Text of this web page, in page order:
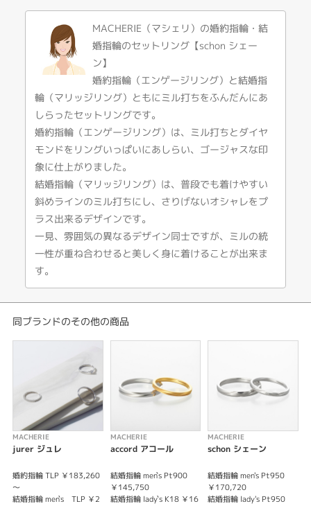
schon シェーン
美しい 変わらない気持ちと 時と共にます美しさ
石座の爪を繊細に小さく作られたこだわりのデザイン。
ラストが美しくいつまでも飽きのこないデザイン。
【Pt950,K18YG/PG,TLP,TLGにて製作可能】
※TLP・TLGについてタイムレスプラチナは、一般的なプラチナよりも耐久
性・強度が非常に高いプラチナのこと。
タイムレスゴールドは、一般的な18金よりも耐久性・強度が非常に高い18金
のこと。カラーはイエローゴールドのみ製作可能。
簡単に傷がつかず、輝きが損なわれません。
※価格にセンターダイヤモンドの価格は含まれません。
※税込み価格になります
MACHERIE（マシェリ）の婚約指輪・結
婚指輪のセットリング【schon シェー
ン】
婚約指輪（エンゲージリング）と結婚指
輪（マリッジリング）ともにミル打ちをふんだんにあ
しらったセットリングです。
婚約指輪（エンゲージリング）は、ミル打ちとダイヤ
モンドをリングいっぱいにあしらい、ゴージャスな印
象に仕上がりました。
結婚指輪（マリッジリング）は、普段でも着けやすい
斜めラインのミル打ちにし、さりげないオシャレをプ
ラス出来るデザインです。
一見、雰囲気の異なるデザイン同士ですが、ミルの統
一性が重ね合わせると美しく身に着けることが出来ま
す。
同ブランドのその他の商品
MACHERIE
jurer ジュレ
婚約指輪 TLP ￥183,260
～
結婚指輪 men`s TLP ￥2
MACHERIE
accord アコール
結婚指輪 men`s Pt900
￥145,750
結婚指輪 lady`s K18 ￥16
MACHERIE
schon シェーン
結婚指輪 men's Pt950
￥170,720
結婚指輪 lady's Pt950